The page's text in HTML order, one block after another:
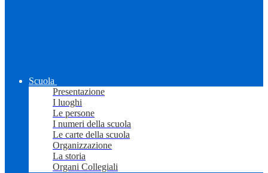
Scuola
Presentazione
I luoghi
Le persone
I numeri della scuola
Le carte della scuola
Organizzazione
La storia
Organi Collegiali